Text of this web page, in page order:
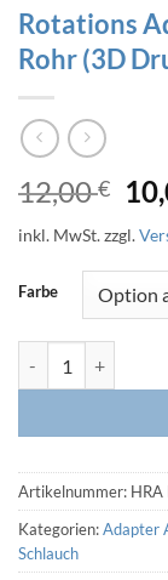
Rotations
Rohr (3D
12,00€
inkl. MwSt.zzgl.
Farbe
Artikelnummer:
Kategorien:Adapter
Schlauch